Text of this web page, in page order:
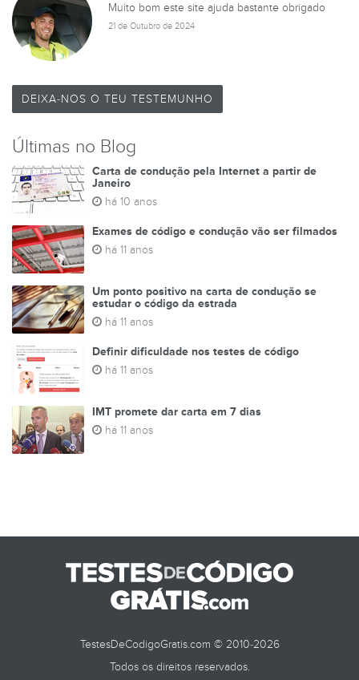
Muito bom este site ajuda bastante obrigado
21 de Outubro de 2024
DEIXA-NOS O TEU TESTEMUNHO
Últimas no Blog
Carta de condução pela Internet a partir de
Janeiro
há 10 anos
Exames de código e condução vão ser filmados
há 11 anos
Um ponto positivo na carta de condução se
estudar o código da estrada
há 11 anos
Definir dificuldade nos testes de código
há 11 anos
IMT promete dar carta em 7 dias
há 11 anos
TestesDeCodigoGratis.com © 2010-2026
Todos os direitos reservados.